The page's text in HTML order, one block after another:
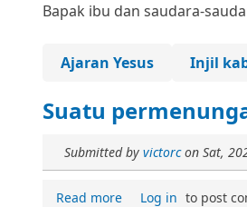
Bapak ibu dan saudara-
Ajaran Yesus Injil
Suatu
Submitted by victorcon Sat,
Read more Log in to post